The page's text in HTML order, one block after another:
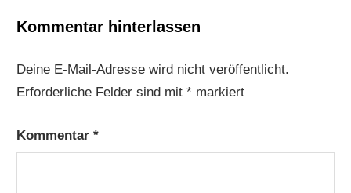
Kommentar hinterlassen
Deine E-Mail-Adresse wird nicht veröffentlicht.
Erforderliche Felder sind mit* markiert
Kommentar*